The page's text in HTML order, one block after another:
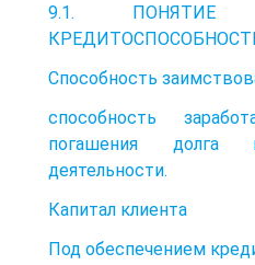
9.1.
Способность
способность
погашения
деятельности.
Капитал клиента
Под обеспечением